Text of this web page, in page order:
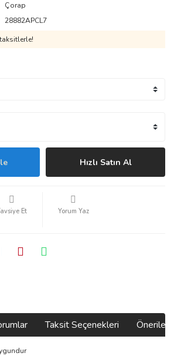
Çorap
28882APCL7
Hızlı Satın Al
Et Yorum Yaz
Taksit Seçenekleri